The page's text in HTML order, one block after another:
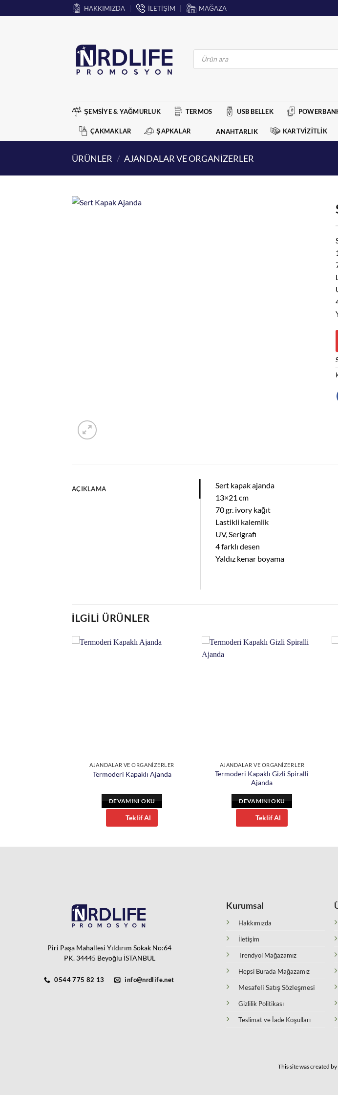
atla
HAKKIMIZDA İLETİŞİM MAĞAZA
Products
search
ŞEMSİYE & YAĞMURLUK TERMOS USB BELLEK
ÇAKMAKLAR ŞAPKALAR ANAHTARLIK KARTVİZİTLİK
ÜRÜNLER / AJANDALAR VE ORGANİZERLER
AÇIKLAMA
Sert kapak ajanda
13×21 cm
70 gr. ivory kağıt
Lastikli kalemlik
UV, Serigrafi
4 farklı desen
Yaldız kenar boyama
İLGILI ÜRÜNLER
AJANDALAR VE ORGANİZERLER
Termoderi Kapaklı Ajanda
DEVAMINI OKU
Teklif Al
AJANDALAR VE ORGANİZERLER
Termoderi Kapaklı Gizli Spiralli
Ajanda
DEVAMINI OKU
Teklif Al
Piri Paşa Mahallesi Yıldırım Sokak No:64
PK. 34445 Beyoğlu İSTANBUL
0544 775 82 13 info@nrdlife.net
Kurumsal
Hakkımızda
İletişim
Trendyol Mağazamız
Hepsi Burada Mağazamız
Mesafeli Satış Sözleşmesi
Gizlilik Politikası
Teslimat ve İade Koşulları
This site was created by